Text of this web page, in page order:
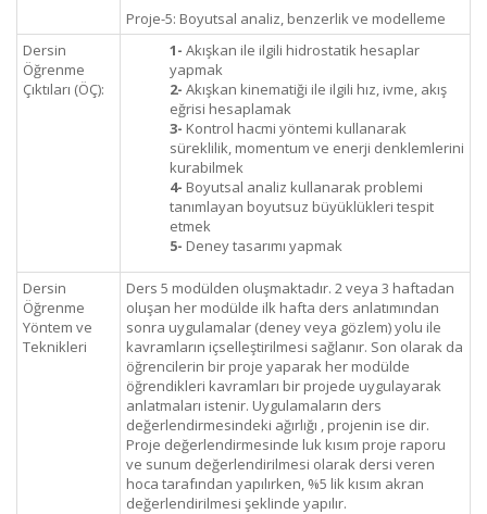
Proje-5: Boyutsal analiz, benzerlik ve modelleme
Dersin
Öğrenme
Çıktıları (ÖÇ):
1- Akışkan ile ilgili hidrostatik hesaplar
yapmak
2- Akışkan kinematiği ile ilgili hız, ivme, akış
eğrisi hesaplamak
3- Kontrol hacmi yöntemi kullanarak
süreklilik, momentum ve enerji denklemlerini
kurabilmek
4- Boyutsal analiz kullanarak problemi
tanımlayan boyutsuz büyüklükleri tespit
etmek
5- Deney tasarımı yapmak
Dersin
Öğrenme
Yöntem ve
Teknikleri
Ders 5 modülden oluşmaktadır. 2 veya 3 haftadan
oluşan her modülde ilk hafta ders anlatımından
sonra uygulamalar (deney veya gözlem) yolu ile
kavramların içselleştirilmesi sağlanır. Son olarak da
öğrencilerin bir proje yaparak her modülde
öğrendikleri kavramları bir projede uygulayarak
anlatmaları istenir. Uygulamaların ders
değerlendirmesindeki ağırlığı , projenin ise dir.
Proje değerlendirmesinde luk kısım proje raporu
ve sunum değerlendirilmesi olarak dersi veren
hoca tarafından yapılırken, %5 lik kısım akran
değerlendirilmesi şeklinde yapılır.